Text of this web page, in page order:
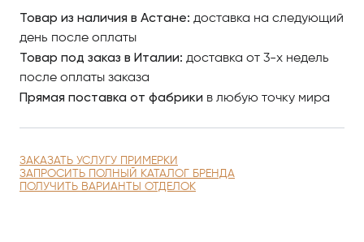
Товар из наличия в Астане: доставка на следующий
день после оплаты
Товар под заказ в Италии: доставка от 3-х недель
после оплаты заказа
Прямая поставка от фабрики в любую точку мира
ЗАКАЗАТЬ УСЛУГУ ПРИМЕРКИ
ЗАПРОСИТЬ ПОЛНЫЙ КАТАЛОГ БРЕНДА
ПОЛУЧИТЬ ВАРИАНТЫ ОТДЕЛОК